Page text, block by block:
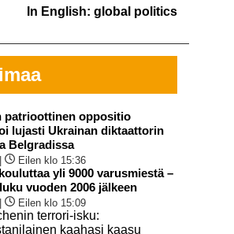
In English: global politics
patrioottinen oppositio
lujasti Ukrainan diktaattorin
Belgradissa
Eilen klo 15:36
yli 9000 varusmiestä –
vuoden 2006 jälkeen
Eilen klo 15:09